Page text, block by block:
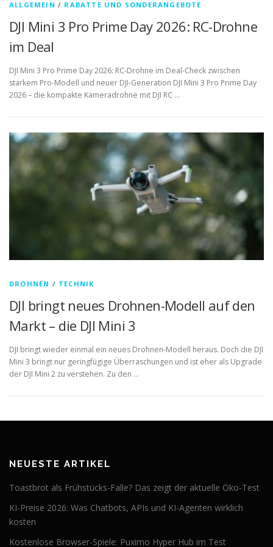
ALLGEMEIN / RABATTE UND SONDERANGEBOTE
DJI Mini 3 Pro Prime Day 2026: RC-Drohne
im Deal
DJI Mini 3 Pro Prime Day 2026: RC-Drohne im Deal-Check zwischen
starkem Pro-Modell und neuer DJI-Generation DJI Mini 3 Pro Prime Day
2026 – die kompakte Kameradrohne mit DJI RC …
DROHNEN / TECHNIK
DJI bringt neues Drohnen-Modell auf den
Markt – die DJI Mini 3
DJI bringt wieder einmal ein neues Drohnen-Modell heraus. Doch die DJI
Mini 3 bringt nur geringfügige Überraschungen und ist eher als Upgrade
der DJI Mini 2 zu verstehen. Zu den …
NEUESTE ARTIKEL
Toastbrot als Frühstücks-Falle? Das zeigt der aktuelle Öko-Test
KI-Preise 2026: Was Chatbots, APIs und KI-Agenten wirklich
kosten
Kostenlose Browser-Spiele: Puximo Hyper Hub im Test